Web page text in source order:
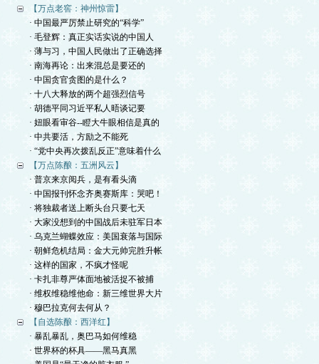
【万点老窖：神州惊雷】
· 中国最严厉禁止研究的“科学”
· 毛登辉：真正实话实说的中国人
· 薄与习，中国人民做出了正确选择
· 南海再论：出来混总是要还的
· 中国贪官贪图的是什么？
· 十八大释放的两个超强烈信号
· 胡德平同习近平私人晤谈记要
· 妞眼看审谷--瞪大牛眼相信是真的
· 中共要活，方励之不能死
· “党中央再次拨乱反正”意味着什么
【万点陈酿：五洲风云】
· 普京来京阅兵，是有看头滴
· 中国报刊怀念齐奥赛斯库：哭吧！
· 将独裁者送上断头台只要七天
· 大家没想到的中国战后未驻军日本
· 乌克兰蝴蝶效应：美国衰落与国际
· 朝鲜危机结局：金大元帅完胜升帐
· 这样的国家，不疯才怪呢
· 卡扎非尊严体面地被活捉不被捕
· 维权维稳维他命：新三维世界大片
· 穆巴拉克何去何从？
【自选陈酿：西洋红】
· 暴乱暴乱，奥巴马如何维稳
· 世界杯的杯具——黑马真黑